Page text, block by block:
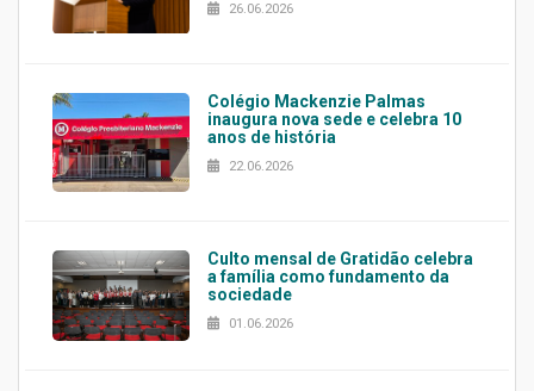
26.06.2026
Colégio Mackenzie Palmas
inaugura nova sede e celebra 10
anos de história
22.06.2026
Culto mensal de Gratidão celebra
a família como fundamento da
sociedade
01.06.2026